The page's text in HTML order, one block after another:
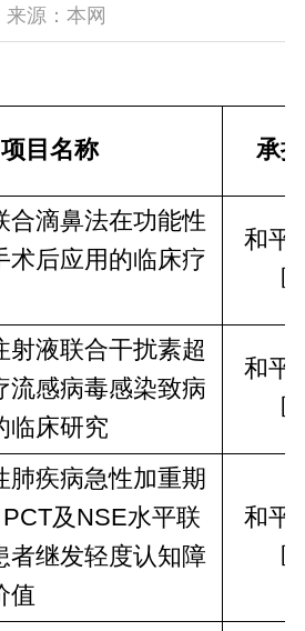
来源：本网
项目名称 承
合滴鼻法在功能性
术后应用的临床疗
和平
射液联合干扰素超
流感病毒感染致病
临床研究
和平
肺疾病急性加重期
及NSE水平联
者继发轻度认知障
值
和平